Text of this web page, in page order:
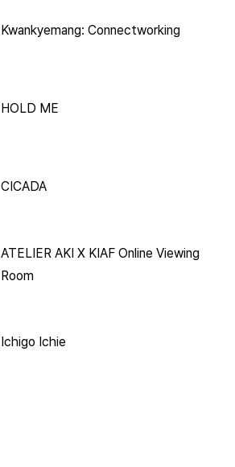
Kwankyemang: Connectworking
HOLD ME
CICADA
ATELIER AKI X KIAF Online Viewing
Room
Ichigo Ichie